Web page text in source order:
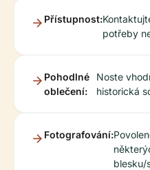
Přístupnost:
potřeby
Pohodlné
oblečení:
Noste
historická
Fotografování:
blesku/